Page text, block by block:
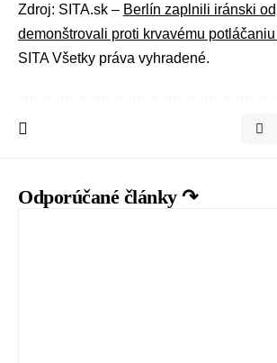
Zdroj: SITA.sk – Berlín zaplnili iránski
demonštrovali proti krvavému
SITA Všetky práva vyhradené.
Odporúčané články ↷